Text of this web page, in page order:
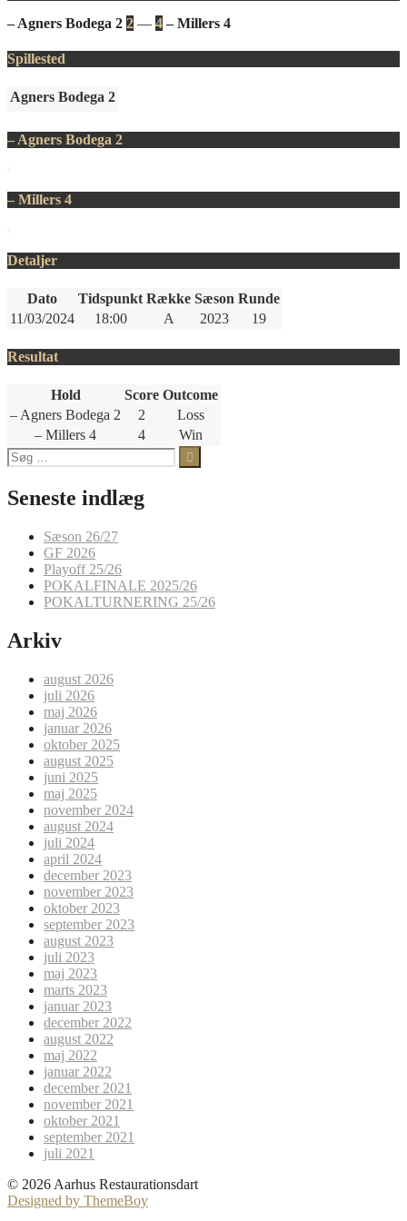
– Agners Bodega 2 2 — 4 – Millers 4
Spillested
Agners Bodega 2
– Agners Bodega 2
– Millers 4
Detaljer
Dato Tidspunkt Række Sæson Runde
11/03/2024
18:00 A 2023 19
Resultat
Hold Score Outcome
– Agners Bodega 2
2
Loss
– Millers 4
4
Win
Søg
efter:
Seneste indlæg
Sæson 26/27
GF 2026
Playoff 25/26
POKALFINALE 2025/26
POKALTURNERING 25/26
Arkiv
august 2026
juli 2026
maj 2026
januar 2026
oktober 2025
august 2025
juni 2025
maj 2025
november 2024
august 2024
juli 2024
april 2024
december 2023
november 2023
oktober 2023
september 2023
august 2023
juli 2023
maj 2023
marts 2023
januar 2023
december 2022
august 2022
maj 2022
januar 2022
december 2021
november 2021
oktober 2021
september 2021
juli 2021
© 2026 Aarhus Restaurationsdart
Designed by ThemeBoy